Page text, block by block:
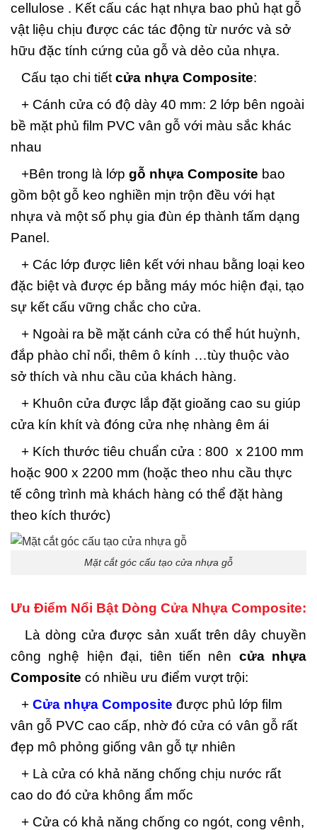
cellulose . Kết cấu các hạt nhựa bao phủ hạt gỗ
vật liệu chịu được các tác động từ nước và sở
hữu đặc tính cứng của gỗ và dẻo của nhựa.
Cấu tạo chi tiết cửa nhựa Composite:
+ Cánh cửa có độ dày 40 mm: 2 lớp bên ngoài
bề mặt phủ film PVC vân gỗ với màu sắc khác
nhau
+Bên trong là lớp gỗ nhựa Composite bao
gồm bột gỗ keo nghiền mịn trộn đều với hạt
nhựa và một số phụ gia đùn ép thành tấm dạng
Panel.
+ Các lớp được liên kết với nhau bằng loại keo
đặc biệt và được ép bằng máy móc hiện đại, tạo
sự kết cấu vững chắc cho cửa.
+ Ngoài ra bề mặt cánh cửa có thể hút huỳnh,
đắp phào chỉ nổi, thêm ô kính …tùy thuộc vào
sở thích và nhu cầu của khách hàng.
+ Khuôn cửa được lắp đặt gioăng cao su giúp
cửa kín khít và đóng cửa nhẹ nhàng êm ái
+ Kích thước tiêu chuẩn cửa : 800 x 2100 mm
hoặc 900 x 2200 mm (hoặc theo nhu cầu thực
tế công trình mà khách hàng có thể đặt hàng
theo kích thước)
Mặt cắt góc cấu tạo cửa nhựa gỗ
Ưu Điểm Nổi Bật Dòng Cửa Nhựa Composite:
Là dòng cửa được sản xuất trên dây chuyền
công nghệ hiện đại, tiên tiến nên cửa nhựa
Composite có nhiều ưu điểm vượt trội:
+ Cửa nhựa Composite được phủ lớp film
vân gỗ PVC cao cấp, nhờ đó cửa có vân gỗ rất
đẹp mô phỏng giống vân gỗ tự nhiên
+ Là cửa có khả năng chống chịu nước rất
cao do đó cửa không ẩm mốc
+ Cửa có khả năng chống co ngót, cong vênh,